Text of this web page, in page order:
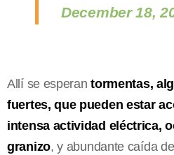
December 18,
Allí se esperantormentas,
fuertes, que pueden estar
intensa actividad eléctrica,
granizo, y abundante caída